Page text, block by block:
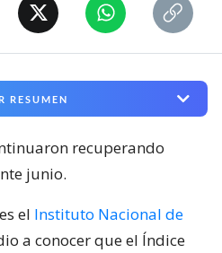
RESUMEN
recuperando
junio.
el Instituto Nacional de
a conocer que el Índice